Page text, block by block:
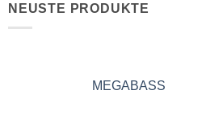
NEUSTE PRODUKTE
MEGABASS